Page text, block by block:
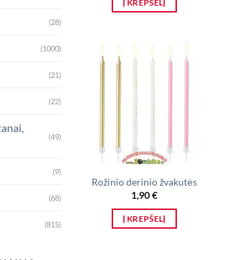
(28)
(1000)
(21)
(22)
(49)
(9)
(68)
(815)
Į KREPŠELĮ
Rožinio derinio žvakutės
1,90€
Į KREPŠELĮ